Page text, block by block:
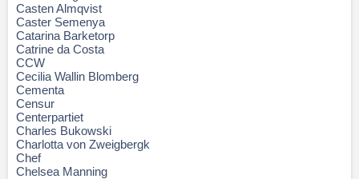
Casten Almqvist
Caster Semenya
Catarina Barketorp
Catrine da Costa
CCW
Cecilia Wallin Blomberg
Cementa
Censur
Centerpartiet
Charles Bukowski
Charlotta von Zweigbergk
Chef
Chelsea Manning